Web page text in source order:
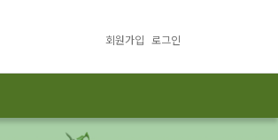
회원가입 로그인